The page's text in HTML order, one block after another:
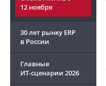
12 ноября
30 лет рынку ERP
в России
Главные
ИТ-сценарии 2026